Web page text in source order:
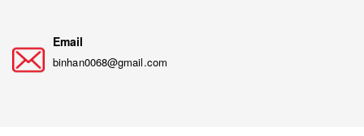
Email
binhan0068@gmail.com